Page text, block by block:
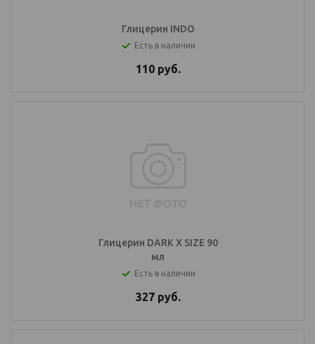
Глицерин INDO
Есть в наличии
110руб.
Глицерин DARK X SIZE 90
мл
Есть в наличии
327руб.